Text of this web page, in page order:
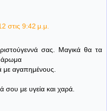
στις 9:42 μ.μ.
σας. Μαγικά θα τα
άρωμα
με αγαπημένους.
σου με υγεία και χαρά.